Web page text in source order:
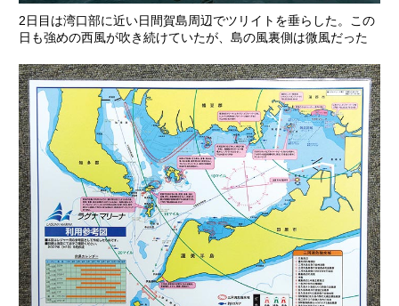
2日目は湾口部に近い日間賀島周辺でツリイトを垂らした。この
日も強めの西風が吹き続けていたが、島の風裏側は微風だった